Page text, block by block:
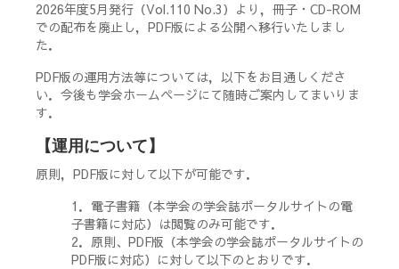
2026年度5月発行（Vol.110 No.3）より，冊子・CD-ROM
での配布を廃止し，PDF版による公開へ移行いたしまし
た．
PDF版の運用方法等については，以下をお目通しくださ
い．今後も学会ホームページにて随時ご案内してまいりま
す．
【運用について】
原則，PDF版に対して以下が可能です．
1．電子書籍（本学会の学会誌ポータルサイトの電
子書籍に対応）は閲覧のみ可能です．
2．原則、PDF版（本学会の学会誌ポータルサイトの
PDF版に対応）に対して以下のとおりです．